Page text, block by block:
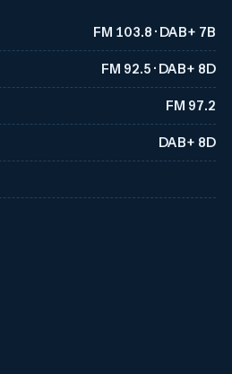
FM 103.8 · DAB+ 7B
FM 92.5 · DAB+ 8D
FM 97.2
DAB+ 8D